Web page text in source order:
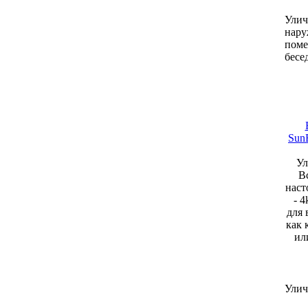
-
для
как